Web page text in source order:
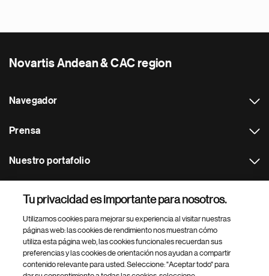
Novartis Andean & CAC region
Navegador
Prensa
Nuestro portafolio
Footer Site Search
Tu privacidad es importante para nosotros.
Utilizamos cookies para mejorar su experiencia al visitar nuestras
páginas web: las cookies de rendimiento nos muestran cómo
utiliza esta página web, las cookies funcionales recuerdan sus
preferencias y las cookies de orientación nos ayudan a compartir
contenido relevante para usted. Seleccione: "Aceptar todo" para